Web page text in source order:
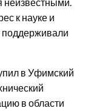
к науке и
поддерживали
в Уфимский
в области